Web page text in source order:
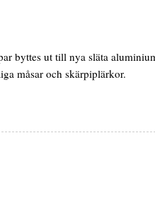
byttes ut till nya släta
måsar och skärpiplärkor.